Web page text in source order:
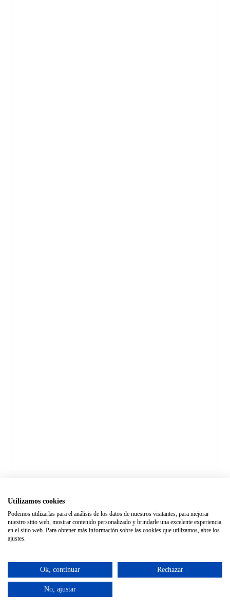
Utilizamos cookies
Podemos utilizarlas para el análisis de los datos de nuestros visitantes, para mejorar
nuestro sitio web, mostrar contenido personalizado y brindarle una excelente experiencia
en el sitio web. Para obtener más información sobre las cookies que utilizamos, abre los
ajustes.
Ok, continuar Rechazar
No, ajustar